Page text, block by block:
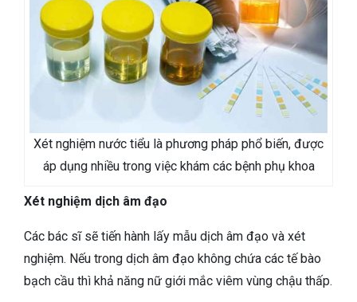
Xét nghiệm nước tiểu là phương pháp phổ biến, được
áp dụng nhiều trong việc khám các bệnh phụ khoa
Xét nghiệm dịch âm đạo
Các bác sĩ sẽ tiến hành lấy mẫu dịch âm đạo và xét
nghiệm. Nếu trong dịch âm đạo không chứa các tế bào
bạch cầu thì khả năng nữ giới mắc viêm vùng chậu thấp.